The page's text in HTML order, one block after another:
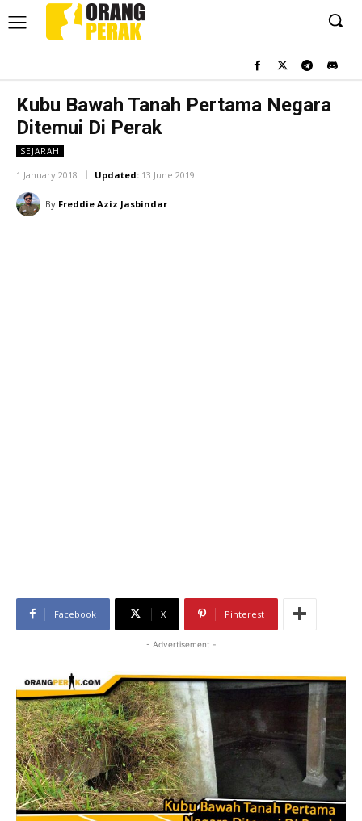
Kubu Bawah Tanah Pertama Negara
Ditemui Di Perak
SEJARAH
1 January 2018 Updated: 13 June 2019
By Freddie Aziz Jasbindar
Facebook X Pinterest
- Advertisement -